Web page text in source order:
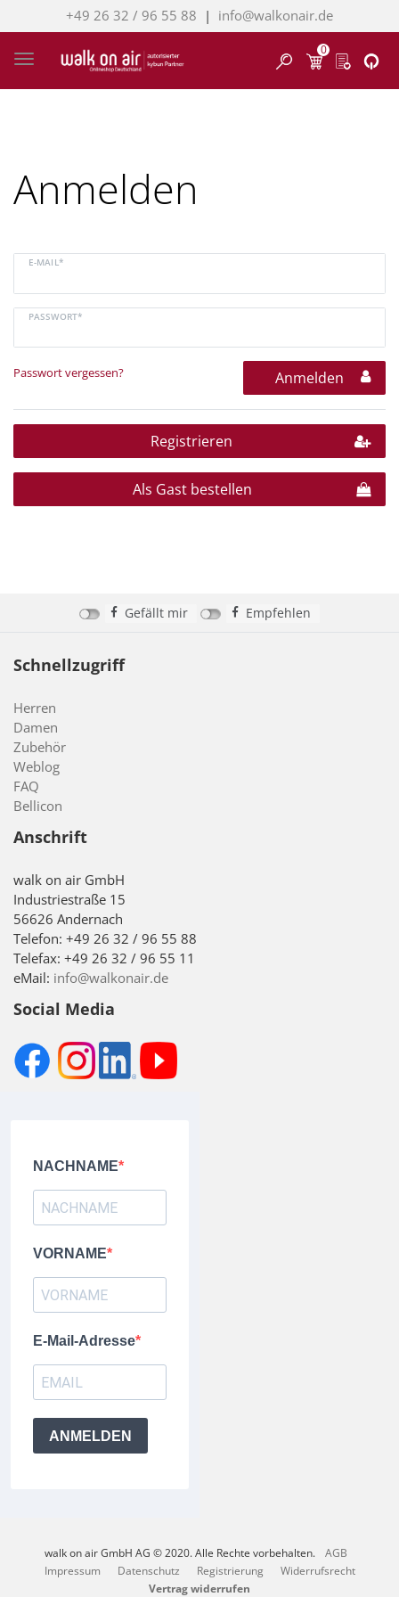
+49 26 32 / 96 55 88 | info@walkonair.de
Toggle navigation Finden
0
Anmelden
E-MAIL*
PASSWORT*
Passwort vergessen? Anmelden
Registrieren
Als Gast bestellen
Gefällt mir Empfehlen
Schnellzugriff
Herren
Damen
Zubehör
Weblog
FAQ
Bellicon
Anschrift
walk on air GmbH
Industriestraße 15
56626 Andernach
Telefon: +49 26 32 / 96 55 88
Telefax: +49 26 32 / 96 55 11
eMail: info@walkonair.de
Social Media
NACHNAME
VORNAME
E-Mail-Adresse
ANMELDEN
walk on air GmbH AG © 2020. Alle Rechte vorbehalten.
AGB
Impressum
Datenschutz Registrierung
Widerrufsrecht
Vertrag widerrufen